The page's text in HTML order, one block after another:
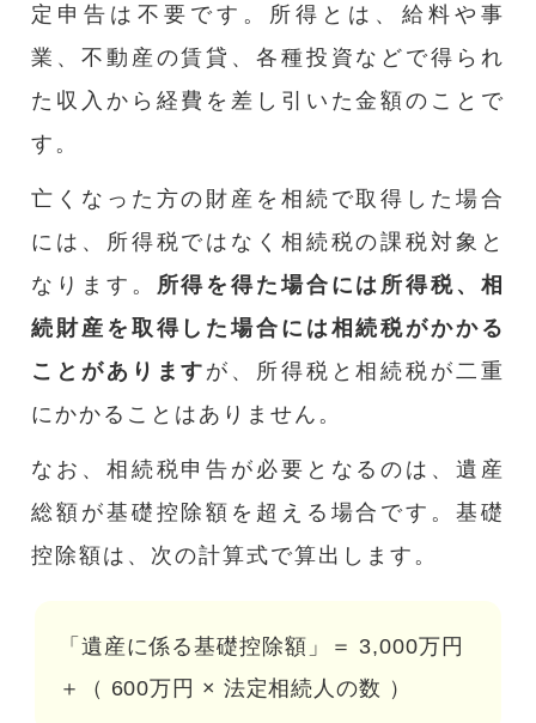
定申告は不要です。所得とは、給料や事
業、不動産の賃貸、各種投資などで得られ
た収入から経費を差し引いた金額のことで
す。
亡くなった方の財産を相続で取得した場合
には、所得税ではなく相続税の課税対象と
なります。 所得を得た場合には所得税、相
続財産を取得した場合には相続税がかかる
ことがありますが、所得税と相続税が二重
にかかることはありません。
なお、相続税申告が必要となるのは、遺産
総額が基礎控除額を超える場合です。基礎
控除額は、次の計算式で算出します。
「遺産に係る基礎控除額」＝ 3,000万円
＋（ 600万円 × 法定相続人の数 ）